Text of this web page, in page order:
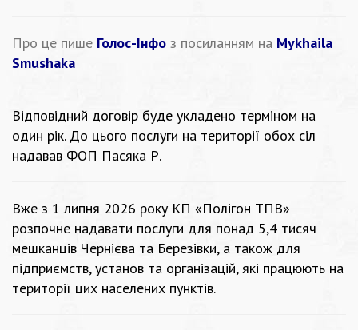
Про це пише Голос-Інфо з посиланням на Mykhailа
Smushakа
Відповідний договір буде укладено терміном на
один рік. До цього послуги на території обох сіл
надавав ФОП Пасяка Р.
Вже з 1 липня 2026 року КП «Полігон ТПВ»
розпочне надавати послуги для понад 5,4 тисяч
мешканців Чернієва та Березівки, а також для
підприємств, установ та організацій, які працюють на
території цих населених пунктів.